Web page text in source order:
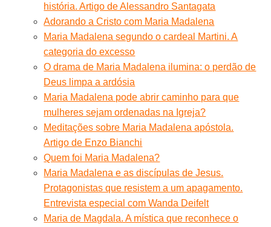
história. Artigo de Alessandro Santagata
Adorando a Cristo com Maria Madalena
Maria Madalena segundo o cardeal Martini. A
categoria do excesso
O drama de Maria Madalena ilumina: o perdão de
Deus limpa a ardósia
Maria Madalena pode abrir caminho para que
mulheres sejam ordenadas na Igreja?
Meditações sobre Maria Madalena apóstola.
Artigo de Enzo Bianchi
Quem foi Maria Madalena?
Maria Madalena e as discípulas de Jesus.
Protagonistas que resistem a um apagamento.
Entrevista especial com Wanda Deifelt
Maria de Magdala. A mística que reconhece o